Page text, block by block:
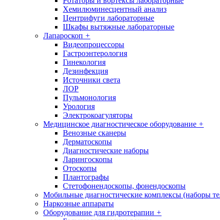
Хемилюминесцентный анализ
Центрифуги лабораторные
Шкафы вытяжные лабораторные
Лапароскоп +
Видеопроцессоры
Гастроэнтерология
Гинекология
Дезинфекция
Источники света
ЛОР
Пульмонология
Урология
Электрокоагуляторы
Медицинское диагностическое оборудование +
Венозные сканеры
Дерматоскопы
Диагностические наборы
Ларингоскопы
Отоскопы
Плантографы
Стетофонендоскопы, фонендоскопы
Мобильные диагностические комплексы (наборы
Наркозные аппараты
Оборудование для гидротерапии +